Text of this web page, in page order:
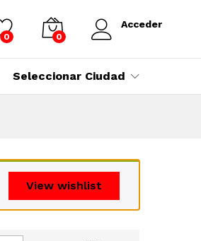
0 0
Acceder
Seleccionar Ciudad
View wishlist